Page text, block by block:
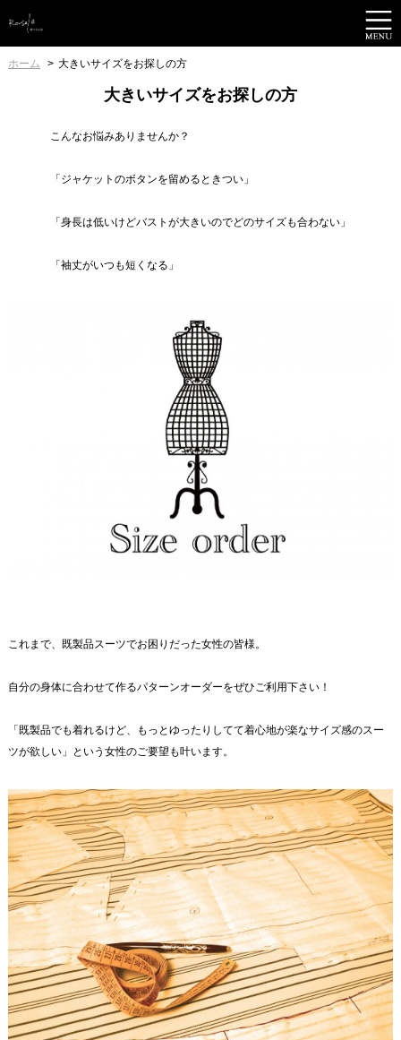
ホーム 大きいサイズをお探しの方
大きいサイズをお探しの方
こんなお悩みありませんか？
「ジャケットのボタンを留めるときつい」
「身長は低いけどバストが大きいのでどのサイズも合わない」
「袖丈がいつも短くなる」
これまで、既製品スーツでお困りだった女性の皆様。
自分の身体に合わせて作るパターンオーダーをぜひご利用下さい！
「既製品でも着れるけど、もっとゆったりしてて着心地が楽なサイズ感のスー
ツが欲しい」という女性のご要望も叶います。